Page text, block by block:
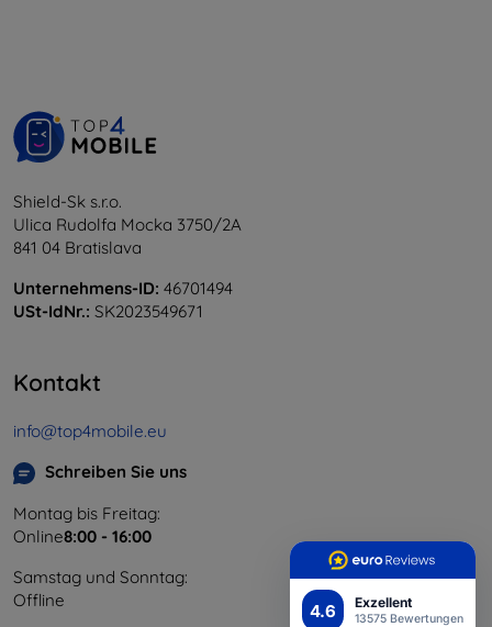
4.6 Exzellent
13575 Bewertungen
Shield-Sk s.r.o.
Ulica Rudolfa Mocka 3750/2A
841 04 Bratislava
Unternehmens-ID: 46701494
USt-IdNr.: SK2023549671
Kontakt
info@top4mobile.eu
Schreiben Sie uns
Montag bis Freitag:
Online8:00 - 16:00
Samstag und Sonntag:
Offline